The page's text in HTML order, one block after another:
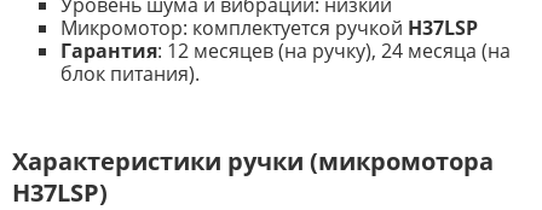
Микромотор: комплектуется ручкой H37LSP
Гарантия: 12 месяцев (на ручку), 24 месяца (на
блок питания).
Характеристики ручки (микромотора
H37LSP)